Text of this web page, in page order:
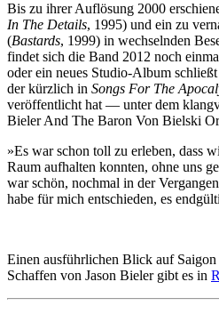
Bis zu ihrer Auflösung 2000
In The Details, 1995) und ein zu
(Bastards, 1999) in wechselnden
findet sich die Band 2012 noch
oder ein neues Studio-Album
der kürzlich in Songs For The
veröffentlicht hat — unter dem
Bieler And The Baron Von Bielski
»Es war schon toll zu erleben, dass
Raum aufhalten konnten, ohne uns
war schön, nochmal in der
habe für mich entschieden, es
Einen ausführlichen Blick auf
Schaffen von Jason Bieler gibt es in